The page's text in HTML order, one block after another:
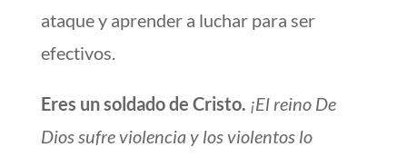
ataque y aprender a luchar para ser
efectivos.
Eres un soldado de Cristo. ¡El reino De
Dios sufre violencia y los violentos lo